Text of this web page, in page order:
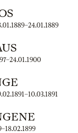
–24.01.1889
–24.01.1900
–10.03.1891
–18.02.1899